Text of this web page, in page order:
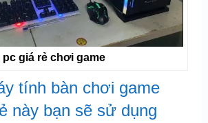
pc giá rẻ chơi game
tính bàn chơi game
này bạn sẽ sử dụng